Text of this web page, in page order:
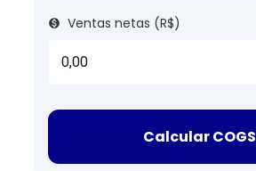
Ventas netas (R$)
Calcular COGS